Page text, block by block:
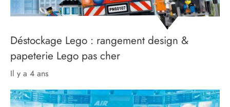
Déstockage Lego : rangement design &
papeterie Lego pas cher
il y a 4 ans